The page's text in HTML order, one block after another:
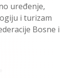
uređenje,
i turizam
Bosne i